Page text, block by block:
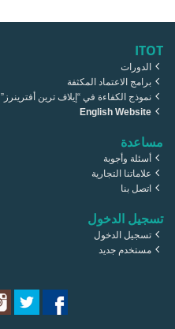
ITOT
الدورات
برامج الاعتماد المكثفة
نموذج الكفاءة في “إيلاف ترين أفترينرز”
English Website
مساعدة
أسئلة وأجوبة
علاماتنا التجارية
اتصل بنا
تسجيل الدخول
تسجيل الدخول
مستخدم جديد